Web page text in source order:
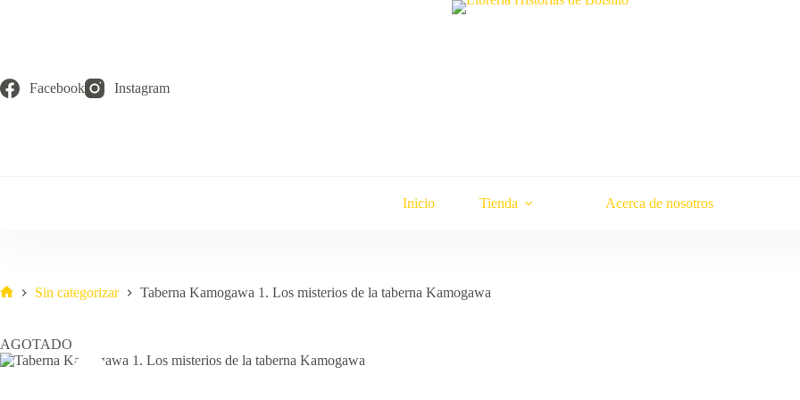
Facebook Instagram
Inicio Tienda Acerca de nosotros
Sin categorizar Taberna Kamogawa 1. Los misterios de la taberna Kamogawa
AGOTADO